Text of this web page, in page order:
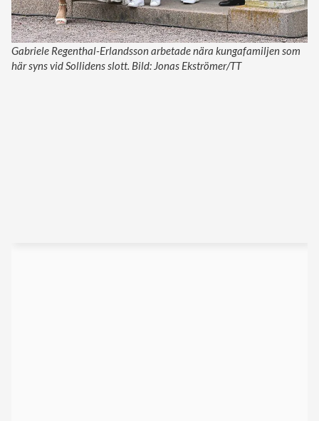
Gabriele Regenthal-Erlandsson arbetade nära kungafamiljen som
här syns vid Sollidens slott. Bild: Jonas Ekströmer/TT